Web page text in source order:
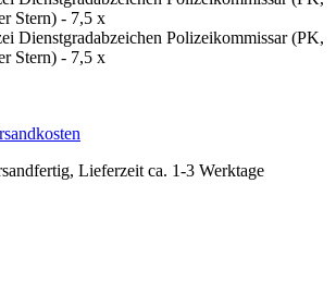
Lieferzeit ca. 1-3 Werktage